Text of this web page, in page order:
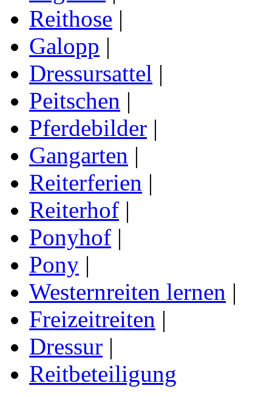
Reithose |
Galopp |
Dressursattel |
Peitschen |
Pferdebilder |
Gangarten |
Reiterferien |
Reiterhof |
Ponyhof |
Pony |
Westernreiten lernen |
Freizeitreiten |
Dressur |
Reitbeteiligung